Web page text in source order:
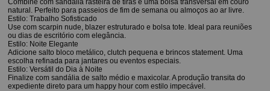
Combine com sandália rasteira de tiras e uma bolsa transversal em couro
natural. Perfeito para passeios de fim de semana ou almoços ao ar livre.
Estilo: Trabalho Sofisticado
Use com scarpin nude, blazer estruturado e bolsa tote. Ideal para reuniões
ou dias de escritório com elegância.
Estilo: Noite Elegante
Adicione salto bloco metálico, clutch pequena e brincos statement. Uma
escolha refinada para jantares ou eventos especiais.
Estilo: Versátil do Dia à Noite
Finalize com sandália de salto médio e maxicolar. A produção transita do
expediente direto para um happy hour com estilo impecável.